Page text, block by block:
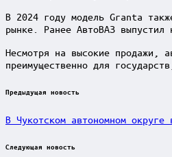
В 2024 году модель Granta
рынке. Ранее АвтоВАЗ выпустил
Несмотря на высокие продажи,
преимущественно для
Post
Предыдущая новость
В Чукотском автономном округе
Следующая новость